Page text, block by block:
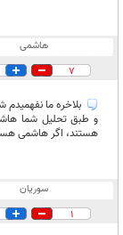
هاشمى
7
بلاخره ما
و طبق تحليل شما
هستند، اگر هاشمى
سوريان
1